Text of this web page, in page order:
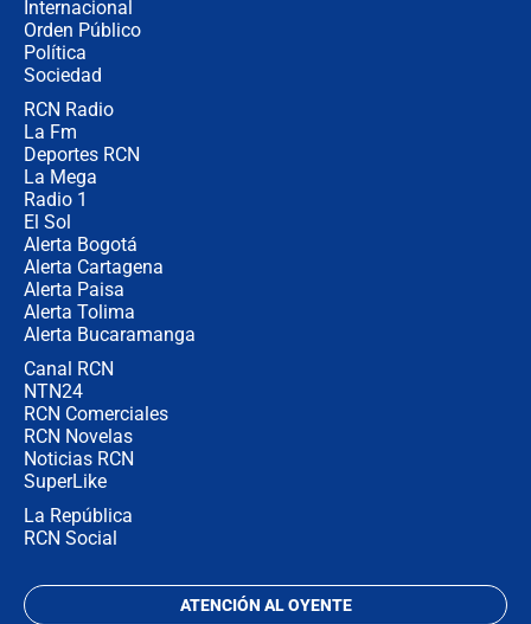
Internacional
Orden Público
Política
Sociedad
RCN Radio
La Fm
Deportes RCN
La Mega
Radio 1
El Sol
Alerta Bogotá
Alerta Cartagena
Alerta Paisa
Alerta Tolima
Alerta Bucaramanga
Canal RCN
NTN24
RCN Comerciales
RCN Novelas
Noticias RCN
SuperLike
La República
RCN Social
ATENCIÓN AL OYENTE